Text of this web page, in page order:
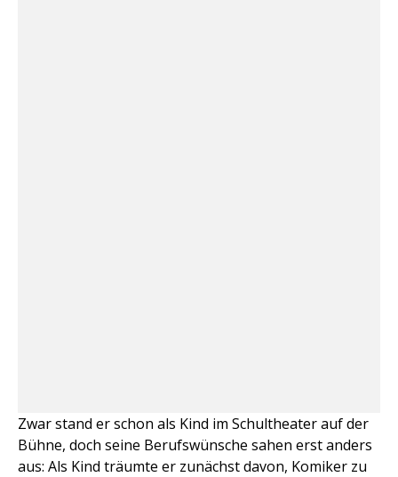
Zwar stand er schon als Kind im Schultheater auf der
Bühne, doch seine Berufswünsche sahen erst anders
aus: Als Kind träumte er zunächst davon, Komiker zu